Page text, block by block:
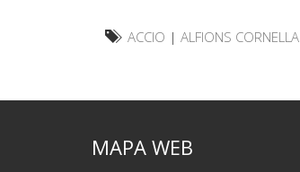
ACCIO | ALFIONS CORNELLA
MAPA WEB